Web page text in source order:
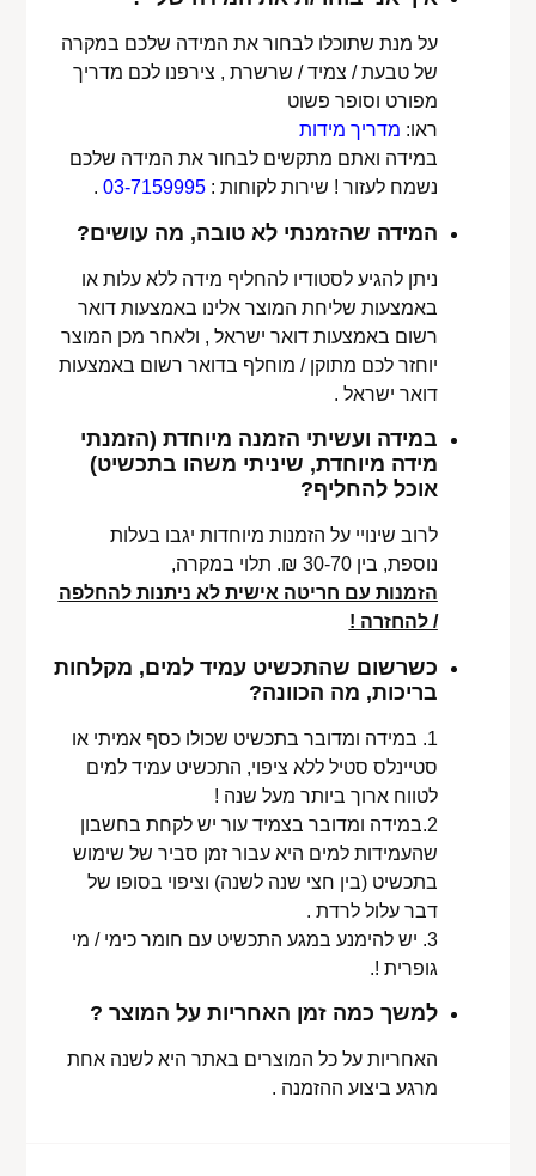
על מנת שתוכלו לבחור את המידה שלכם במקרה
של טבעת / צמיד / שרשרת , צירפנו לכם מדריך
מפורט וסופר פשוט
ראו: מדריך מידות
במידה ואתם מתקשים לבחור את המידה שלכם
נשמח לעזור ! שירות לקוחות :03-7159995
.
המידה שהזמנתי לא טובה, מה עושים?
ניתן להגיע לסטודיו להחליף מידה ללא עלות או
באמצעות שליחת המוצר אלינו באמצעות דואר
רשום באמצעות דואר ישראל , ולאחר מכן המוצר
יוחזר לכם מתוקן / מוחלף בדואר רשום באמצעות
דואר ישראל .
במידה ועשיתי הזמנה מיוחדת (הזמנתי
מידה מיוחדת, שיניתי משהו בתכשיט)
אוכל להחליף?
לרוב שינויי על הזמנות מיוחדות יגבו בעלות
נוספת, בין 30-70 ₪. תלוי במקרה,
הזמנות עם חריטה אישית לא ניתנות להחלפה
/ להחזרה !
כשרשום שהתכשיט עמיד למים, מקלחות
בריכות, מה הכוונה?
1. במידה ומדובר בתכשיט שכולו כסף אמיתי או
סטיינלס סטיל ללא ציפוי, התכשיט עמיד למים
לטווח ארוך ביותר מעל שנה !
2.במידה ומדובר בצמיד עור יש לקחת בחשבון
שהעמידות למים היא עבור זמן סביר של שימוש
בתכשיט (בין חצי שנה לשנה) וציפוי בסופו של
דבר עלול לרדת .
3. יש להימנע במגע התכשיט עם חומר כימי / מי
גופרית !.
למשך כמה זמן האחריות על המוצר ?
האחריות על כל המוצרים באתר היא לשנה אחת
מרגע ביצוע ההזמנה .